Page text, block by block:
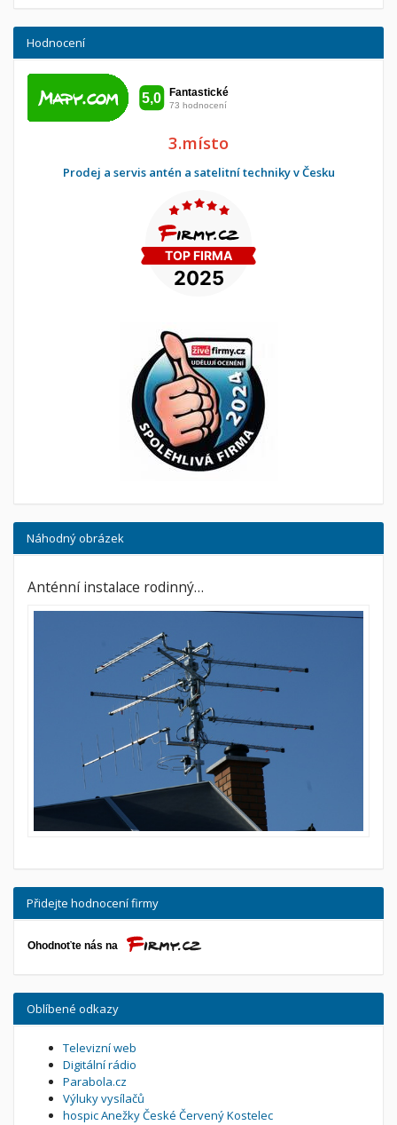
Hodnocení
3.místo
Prodej a servis antén a satelitní techniky v Česku
Náhodný obrázek
Anténní instalace rodinný…
Přidejte hodnocení firmy
Oblíbené odkazy
Televizní web
Digitální rádio
Parabola.cz
Výluky vysílačů
hospic Anežky České Červený Kostelec